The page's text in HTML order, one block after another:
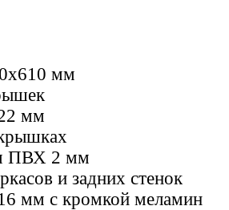
мм
мм
ПВХ 2 мм
и задних стенок
мм с кромкой меламин